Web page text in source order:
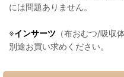
には問題ありません。
※インサーツ （布おむつ/吸収
別途お買い求めください。